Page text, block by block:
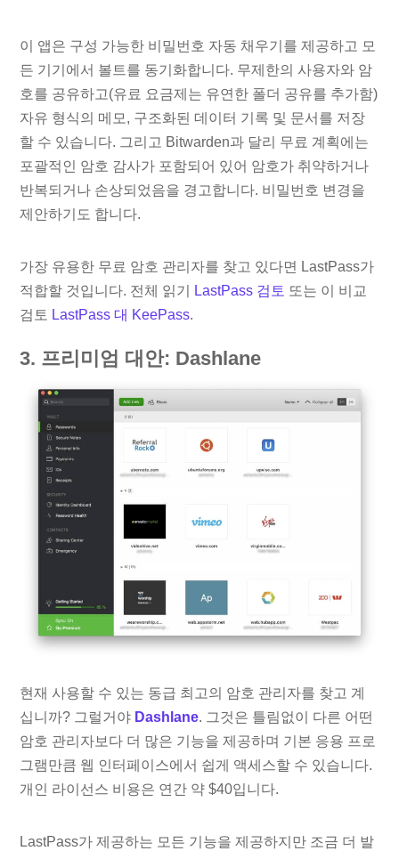
이 앱은 구성 가능한 비밀번호 자동 채우기를 제공하고 모
든 기기에서 볼트를 동기화합니다. 무제한의 사용자와 암
호를 공유하고(유료 요금제는 유연한 폴더 공유를 추가함)
자유 형식의 메모, 구조화된 데이터 기록 및 문서를 저장
할 수 있습니다. 그리고 Bitwarden과 달리 무료 계획에는
포괄적인 암호 감사가 포함되어 있어 암호가 취약하거나
반복되거나 손상되었음을 경고합니다. 비밀번호 변경을
제안하기도 합니다.
가장 유용한 무료 암호 관리자를 찾고 있다면 LastPass가
적합할 것입니다. 전체 읽기 LastPass 검토 또는 이 비교
검토 LastPass 대 KeePass.
3. 프리미엄 대안: Dashlane
현재 사용할 수 있는 동급 최고의 암호 관리자를 찾고 계
십니까? 그럴거야 Dashlane. 그것은 틀림없이 다른 어떤
암호 관리자보다 더 많은 기능을 제공하며 기본 응용 프로
그램만큼 웹 인터페이스에서 쉽게 액세스할 수 있습니다.
개인 라이선스 비용은 연간 약 $40입니다.
LastPass가 제공하는 모든 기능을 제공하지만 조금 더 발